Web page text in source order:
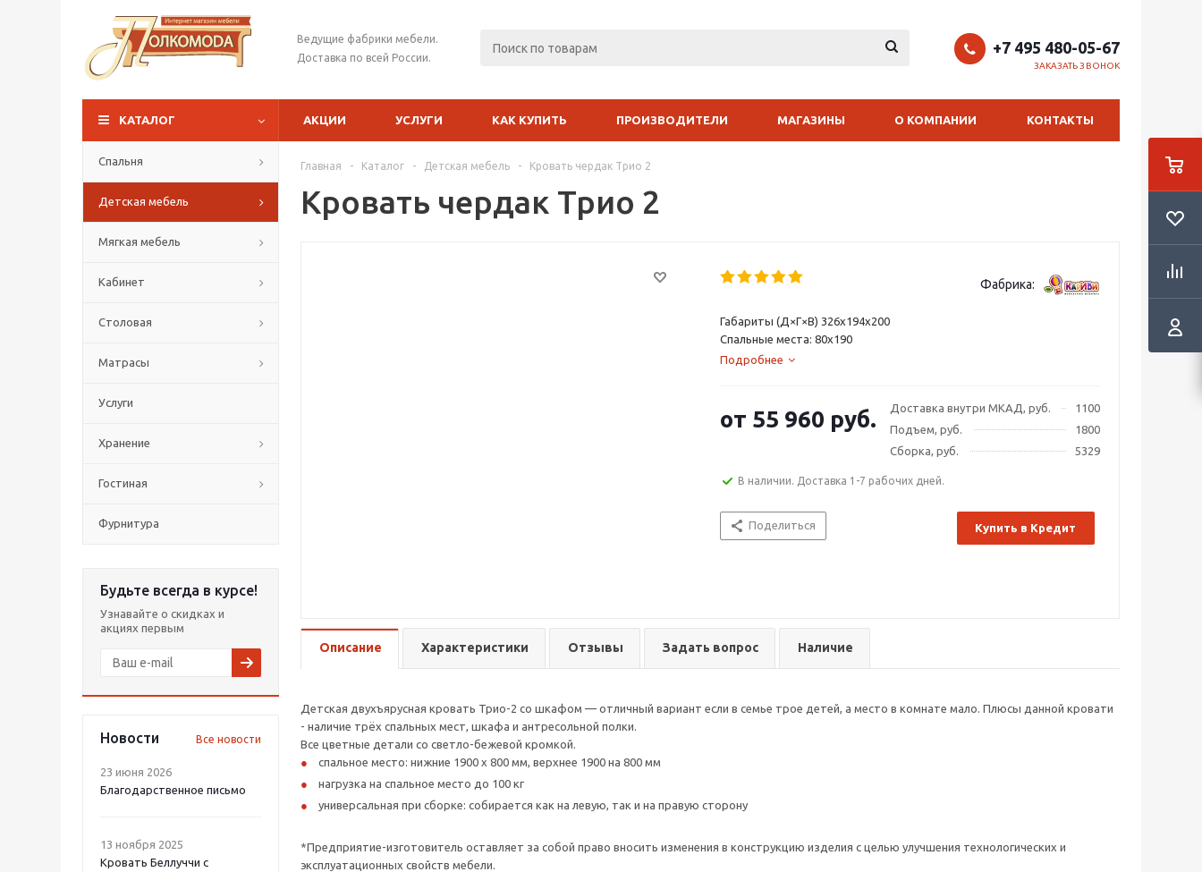
Ведущие фабрики мебели.
Доставка по всей России.
+7 495 480-05-67
ЗАКАЗАТЬ ЗВОНОК
КАТАЛОГ АКЦИИ УСЛУГИ КАК КУПИТЬ ПРОИЗВОДИТЕЛИ МАГАЗИНЫ О КОМПАНИИ КОНТАКТЫ
Спальня
Детская мебель
Мягкая мебель
Кабинет
Столовая
Матрасы
Услуги
Хранение
Гостиная
Фурнитура
Будьте всегда в курсе!
Узнавайте о скидках и
акциях первым
Новости Все новости
23 июня 2026
Благодарственное письмо
13 ноября 2025
Кровать Беллуччи с
Главная - Каталог - Детская мебель - Кровать чердак Трио 2
Кровать чердак Трио 2
Фабрика:
Габариты (Д×Г×В) 326х194х200
Спальные места: 80х190
Подробнее
Доставка внутри МКАД, руб.
1100
Подъем, руб.
1800
Сборка, руб.
5329
от 55 960 руб.
В наличии. Доставка 1-7 рабочих дней.
Поделиться Купить в Кредит
Описание Характеристики Отзывы Задать вопрос Наличие
Детская двухъярусная кровать Трио-2 со шкафом — отличный вариант если в семье трое детей, а место в комнате мало. Плюсы данной кровати
- наличие трёх спальных мест, шкафа и антресольной полки.
Все цветные детали со светло-бежевой кромкой.
спальное место: нижние 1900 х 800 мм, верхнее 1900 на 800 мм
нагрузка на спальное место до 100 кг
универсальная при сборке: собирается как на левую, так и на правую сторону
*Предприятие-изготовитель оставляет за собой право вносить изменения в конструкцию изделия с целью улучшения технологических и
эксплуатационных свойств мебели.